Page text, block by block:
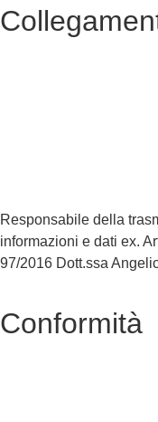
Responsabile della
informazioni e dati ex.
97/2016 Dott.ssa
Conformità